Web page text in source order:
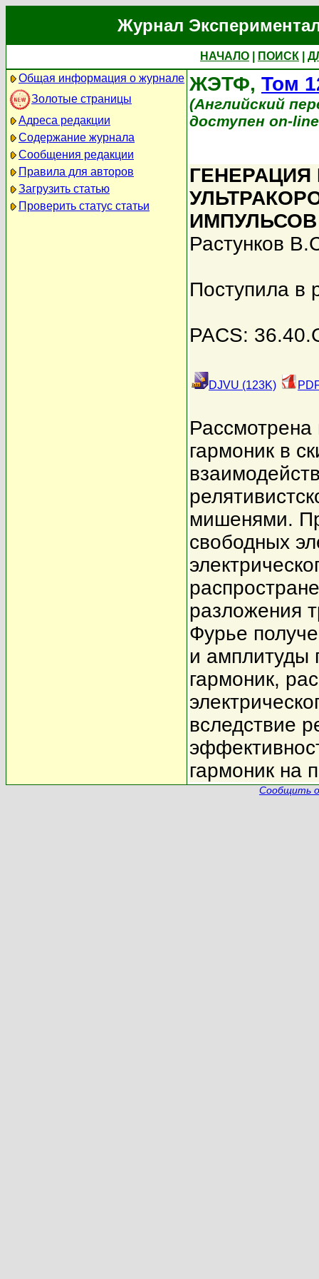
Журнал
НАЧАЛО ПОИСК
Общая информация о журнале
Золотые страницы
Адреса редакции
Содержание журнала
Сообщения редакции
Правила для авторов
Загрузить статью
Проверить статус статьи
ЖЭТФ, Том
(Английский
доступен on-
Растунков
Поступила в
PACS:
DJVU (123K)
Рассмотрена
гармоник в
мишенями.
свободных
разложения
Фурье
и амплитуды
гармоник,
вследствие
гармоник на
Сообщить о